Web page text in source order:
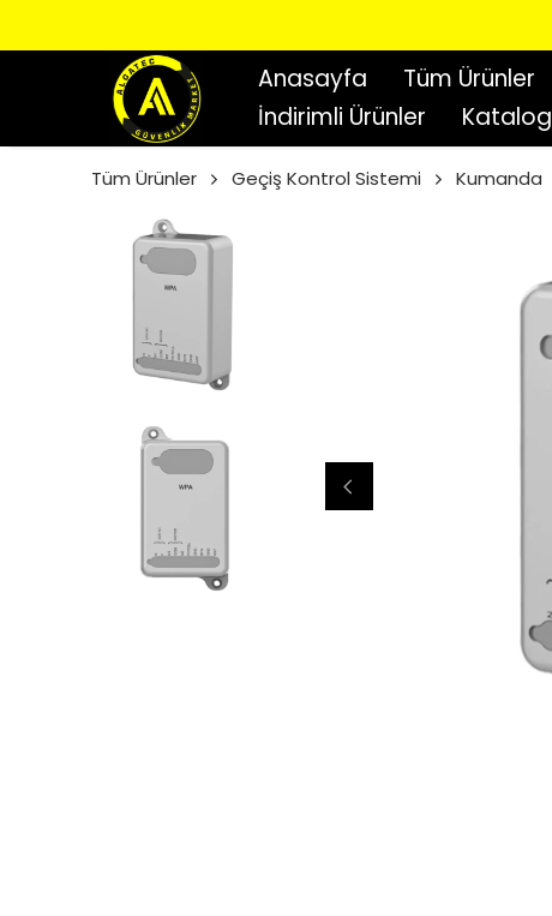
Anasayfa Tüm Ürünler
İndirimli Ürünler
Katalog
Tüm Ürünler Geçiş Kontrol Sistemi Kumanda